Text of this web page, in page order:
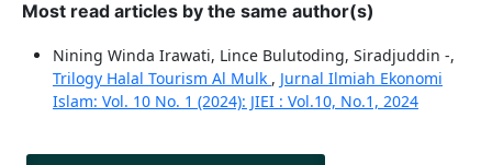
Most read articles by the same author(s)
Nining Winda Irawati, Lince Bulutoding, Siradjuddin -,
Trilogy Halal Tourism Al Mulk , Jurnal Ilmiah Ekonomi
Islam: Vol. 10 No. 1 (2024): JIEI : Vol.10, No.1, 2024